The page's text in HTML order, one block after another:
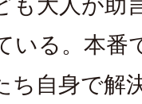
も大人が助
いる。本番
ち自身で解